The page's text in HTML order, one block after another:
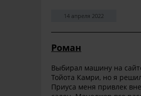
14 апреля 2022
Роман
Выбирал машину на
Тойота Камри, но я
Приуса меня привлек